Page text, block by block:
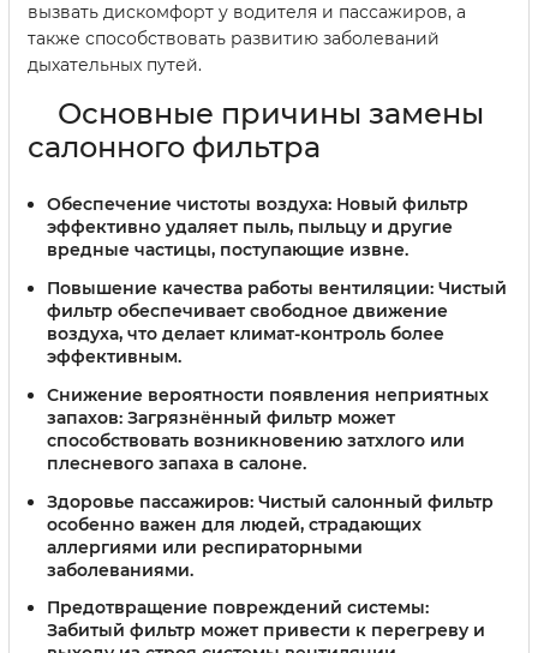
вызвать дискомфорт у водителя и пассажиров, а
также способствовать развитию заболеваний
дыхательных путей.
Основные причины замены
салонного фильтра
Обеспечение чистоты воздуха: Новый фильтр
эффективно удаляет пыль, пыльцу и другие
вредные частицы, поступающие извне.
Повышение качества работы вентиляции: Чистый
фильтр обеспечивает свободное движение
воздуха, что делает климат-контроль более
эффективным.
Снижение вероятности появления неприятных
запахов: Загрязнённый фильтр может
способствовать возникновению затхлого или
плесневого запаха в салоне.
Здоровье пассажиров: Чистый салонный фильтр
особенно важен для людей, страдающих
аллергиями или респираторными
заболеваниями.
Предотвращение повреждений системы:
Забитый фильтр может привести к перегреву и